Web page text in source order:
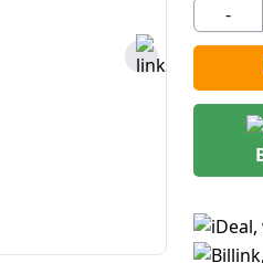
-